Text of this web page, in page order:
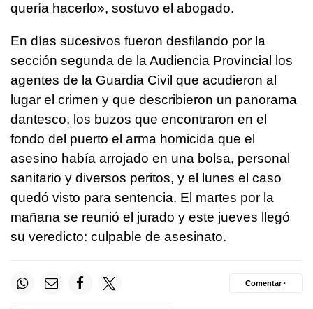
quería hacerlo», sostuvo el abogado.
En días sucesivos fueron desfilando por la
sección segunda de la Audiencia Provincial los
agentes de la Guardia Civil que acudieron al
lugar el crimen y que describieron un panorama
dantesco, los buzos que encontraron en el
fondo del puerto el arma homicida que el
asesino había arrojado en una bolsa, personal
sanitario y diversos peritos, y el lunes el caso
quedó visto para sentencia. El martes por la
mañana se reunió el jurado y este jueves llegó
su veredicto: culpable de asesinato.
Comentar ·